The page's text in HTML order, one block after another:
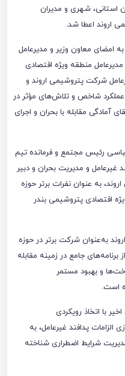
استانی، شهری و مدیران
اروند اعطا شد.
امضای معاون وزیر و مدیرعامل
منطقه ویژه اقتصادی
شرکت پتروشیمی اروند و
شاخص و تلاش‌های مؤثر در
آمادگی مقابله با بحران و اجرای
رئیس مجتمع و فرمانده تیم
و مدیریت بحران و دبیر
به عنوان نفرات برتر حوزه
اقتصادی پتروشیمی بندر
به‌عنوان شرکت برتر در حوزه
برنامه‌های جامع در زمینه مقابله
و بهبود مستمر
است.
با اتخاذ رویکردی
پدافند غیرعامل، به
شرایط اضطراری شناخته